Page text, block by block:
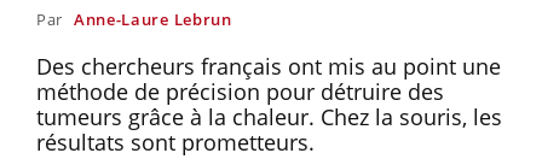
Par Anne-Laure Lebrun
Des chercheurs français ont mis au point une
méthode de précision pour détruire des
tumeurs grâce à la chaleur. Chez la souris, les
résultats sont prometteurs.